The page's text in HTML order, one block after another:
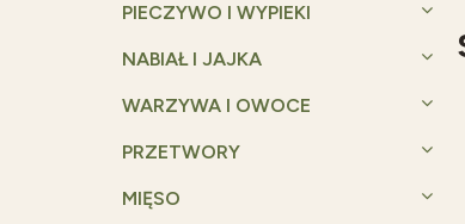
PIECZYWO I WYPIEKI
NABIAŁ I JAJKA
WARZYWA I OWOCE
PRZETWORY
MIĘSO